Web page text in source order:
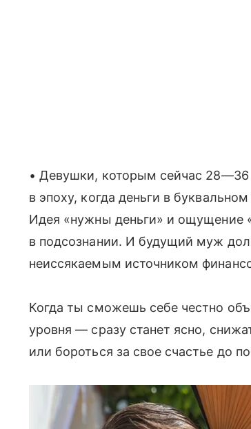
• Девушки, которым сейчас
в эпоху, когда деньги в
Идея «нужны деньги» и ощущение
в подсознании. И будущий муж
неиссякаемым источником
Когда ты сможешь себе честно
уровня — сразу станет ясно,
или бороться за свое счастье до